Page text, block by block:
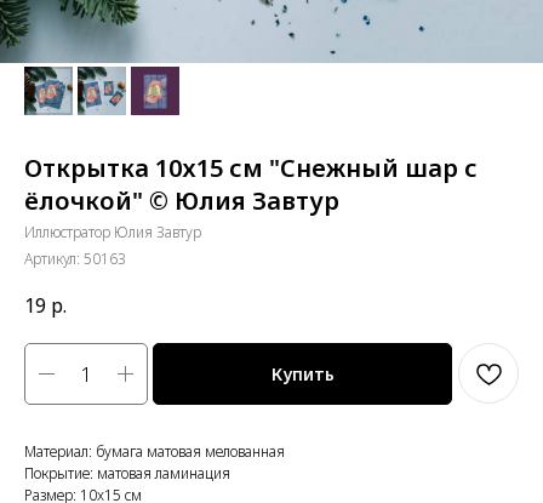
Открытка 10х15 см "Снежный шар с
ёлочкой" © Юлия Завтур
Иллюстратор Юлия Завтур
Артикул: 50163
19 р.
Купить
Материал: бумага матовая мелованная
Покрытие: матовая ламинация
Размер: 10x15 см